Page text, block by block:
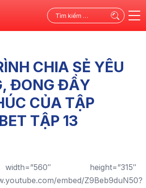
kiếm
CHIA SẺ YÊU
ĐONG ĐẦY
CỦA TẬP
TẬP 13
height=”315″
embed/Z9Beb9duN50?